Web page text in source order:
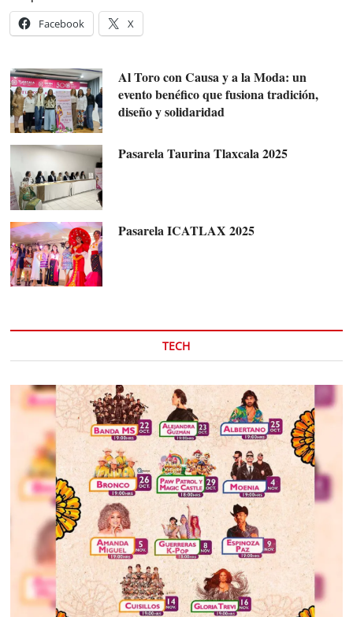
Facebook X
Al Toro con Causa y a la Moda: un
evento benéfico que fusiona tradición,
diseño y solidaridad
Pasarela Taurina Tlaxcala 2025
Pasarela ICATLAX 2025
TECH